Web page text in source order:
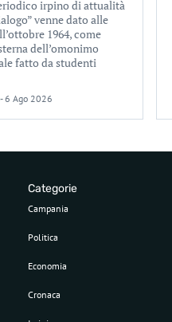
irpino di attualità
venne dato alle
1964, come
dell’omonimo
fatto da studenti
-6 Ago 2026
Categorie
Campania
Politica
Economia
Cronaca